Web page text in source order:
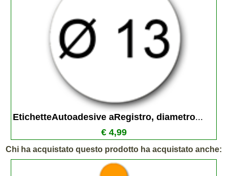
EtichetteAutoadesive aRegistro, diametro...
€ 4,99
Chi ha acquistato questo prodotto ha acquistato anche: